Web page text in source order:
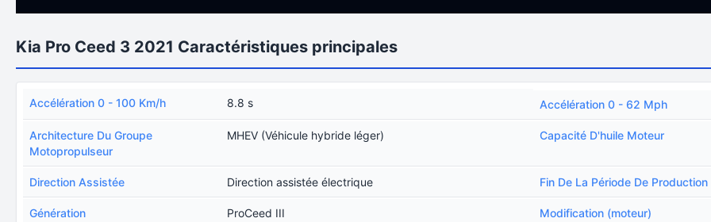
Kia Pro Ceed 3 2021 Caractéristiques principales
Accélération 0 - 100 Km/h 8.8 s Accélération 0 - 62 Mph
Architecture Du Groupe
Motopropulseur
MHEV (Véhicule hybride léger) Capacité D'huile Moteur
Direction Assistée Direction assistée électrique Fin De La Période De Production
Génération ProCeed III Modification (moteur)